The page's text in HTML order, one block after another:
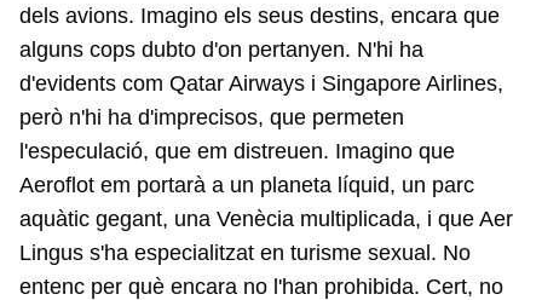
dels avions. Imagino els seus destins, encara que
alguns cops dubto d'on pertanyen. N'hi ha
d'evidents com Qatar Airways i Singapore Airlines,
però n'hi ha d'imprecisos, que permeten
l'especulació, que em distreuen. Imagino que
Aeroflot em portarà a un planeta líquid, un parc
aquàtic gegant, una Venècia multiplicada, i que Aer
Lingus s'ha especialitzat en turisme sexual. No
entenc per què encara no l'han prohibida. Cert, no